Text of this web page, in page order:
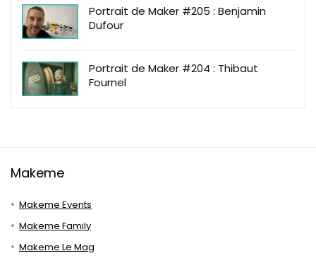
Portrait de Maker #205 : Benjamin
Dufour
Portrait de Maker #204 : Thibaut
Fournel
Makeme
Makeme Events
Makeme Family
Makeme Le Mag